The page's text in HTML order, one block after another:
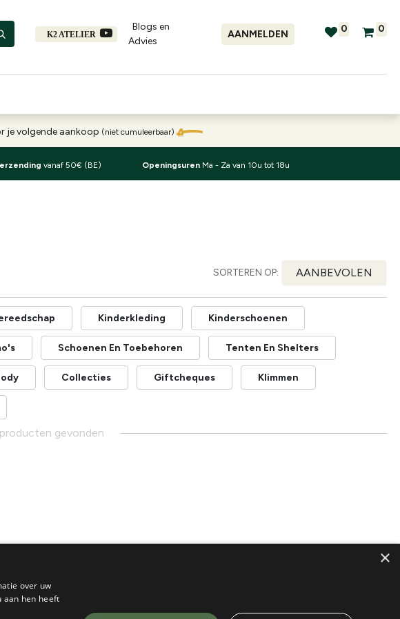
K2 ATELIER
Blogs en
Advies​
AANMELDEN 0 0
je volgende aankoop (niet cumuleerbaar)
vanaf 50€ (BE) Openingsuren Ma - Za van 10u tot 18u
SORTEREN OP: AANBEVOLEN
Kinderkleding Kinderschoenen
Schoenen En Toebehoren Tenten En Shelters
Collecties Giftcheques Klimmen
gevonden
×
over uw
aan hen heeft